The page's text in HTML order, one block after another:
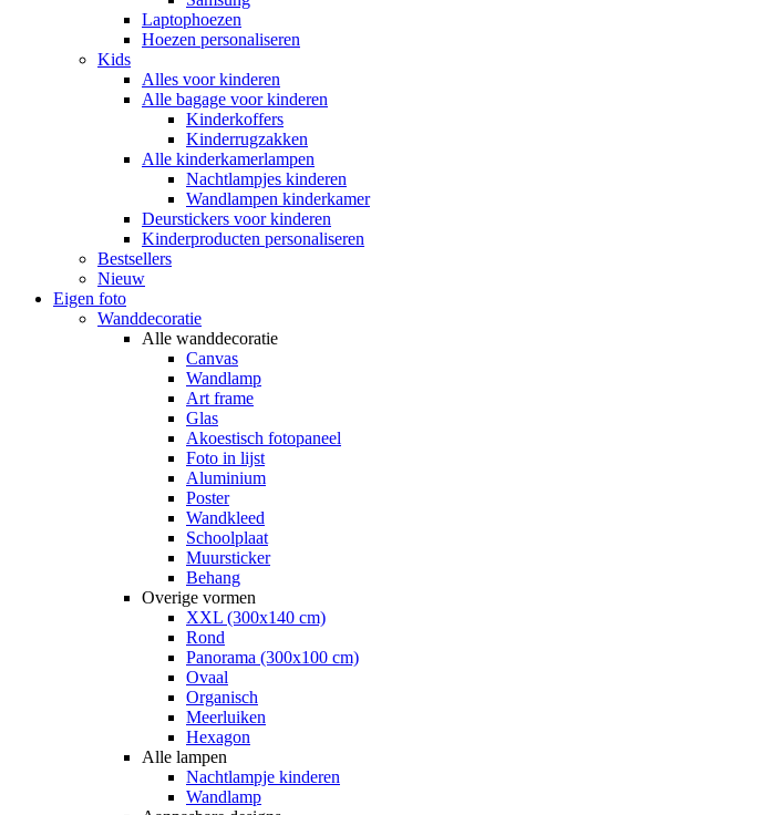
Laptophoezen
Hoezen personaliseren
Kids
Alles voor kinderen
Alle bagage voor kinderen
Kinderkoffers
Kinderrugzakken
Alle kinderkamerlampen
Nachtlampjes kinderen
Wandlampen kinderkamer
Deurstickers voor kinderen
Kinderproducten personaliseren
Bestsellers
Nieuw
Eigen foto
Wanddecoratie
Alle wanddecoratie
Canvas
Wandlamp
Art frame
Glas
Akoestisch fotopaneel
Foto in lijst
Aluminium
Poster
Wandkleed
Schoolplaat
Muursticker
Behang
Overige vormen
XXL (300x140 cm)
Rond
Panorama (300x100 cm)
Ovaal
Organisch
Meerluiken
Hexagon
Alle lampen
Nachtlampje kinderen
Wandlamp